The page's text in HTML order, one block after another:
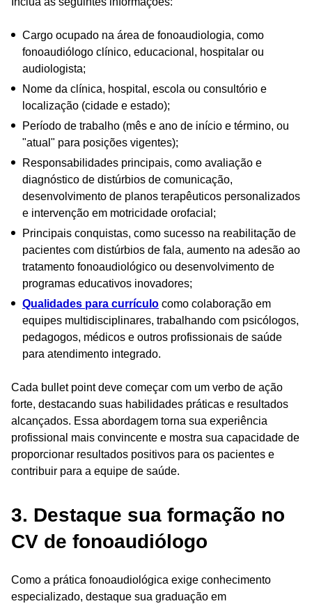
Cargo ocupado na área de fonoaudiologia, como
fonoaudiólogo clínico, educacional, hospitalar ou
audiologista;
Nome da clínica, hospital, escola ou consultório e
localização (cidade e estado);
Período de trabalho (mês e ano de início e término, ou
"atual" para posições vigentes);
Responsabilidades principais, como avaliação e
diagnóstico de distúrbios de comunicação,
desenvolvimento de planos terapêuticos personalizados
e intervenção em motricidade orofacial;
Principais conquistas, como sucesso na reabilitação de
pacientes com distúrbios de fala, aumento na adesão ao
tratamento fonoaudiológico ou desenvolvimento de
programas educativos inovadores;
Qualidades para currículo como colaboração em
equipes multidisciplinares, trabalhando com psicólogos,
pedagogos, médicos e outros profissionais de saúde
para atendimento integrado.
Cada bullet point deve começar com um verbo de ação
forte, destacando suas habilidades práticas e resultados
alcançados. Essa abordagem torna sua experiência
profissional mais convincente e mostra sua capacidade de
proporcionar resultados positivos para os pacientes e
contribuir para a equipe de saúde.
3. Destaque sua formação no
CV de fonoaudiólogo
Como a prática fonoaudiológica exige conhecimento
especializado, destaque sua graduação em